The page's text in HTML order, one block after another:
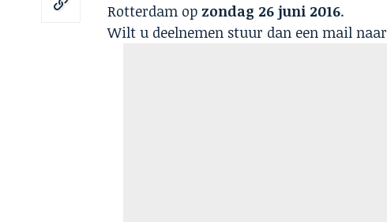
Rotterdam op zondag 26 juni 2016.
Wilt u deelnemen stuur dan een mail naar